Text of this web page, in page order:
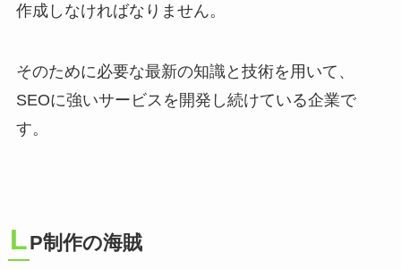
作成しなければなりません。
そのために必要な最新の知識と技術を用いて、
SEOに強いサービスを開発し続けている企業で
す。
LP制作の海賊